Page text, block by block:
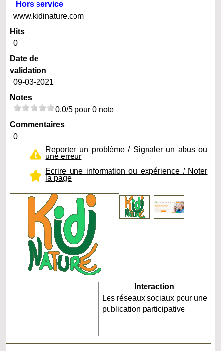
Hors service
www.kidinature.com
Hits
0
Date de
validation
09-03-2021
Notes
0.0/5 pour 0 note
Commentaires
0
Reporter un problème / Signaler un abus ou
une erreur
Ecrire une information ou expérience / Noter
la page
Interaction
Les réseaux sociaux pour une
publication participative